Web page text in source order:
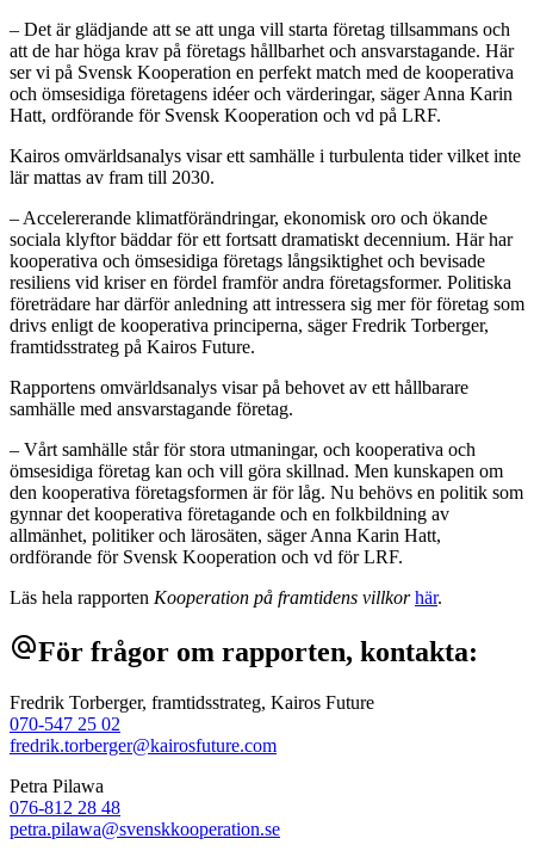
– Det är glädjande att se att unga vill starta företag tillsammans och
att de har höga krav på företags hållbarhet och ansvarstagande. Här
ser vi på Svensk Kooperation en perfekt match med de kooperativa
och ömsesidiga företagens idéer och värderingar, säger Anna Karin
Hatt, ordförande för Svensk Kooperation och vd på LRF.
Kairos omvärldsanalys visar ett samhälle i turbulenta tider vilket inte
lär mattas av fram till 2030.
– Accelererande klimatförändringar, ekonomisk oro och ökande
sociala klyftor bäddar för ett fortsatt dramatiskt decennium. Här har
kooperativa och ömsesidiga företags långsiktighet och bevisade
resiliens vid kriser en fördel framför andra företagsformer. Politiska
företrädare har därför anledning att intressera sig mer för företag som
drivs enligt de kooperativa principerna, säger Fredrik Torberger,
framtidsstrateg på Kairos Future.
Rapportens omvärldsanalys visar på behovet av ett hållbarare
samhälle med ansvarstagande företag.
– Vårt samhälle står för stora utmaningar, och kooperativa och
ömsesidiga företag kan och vill göra skillnad. Men kunskapen om
den kooperativa företagsformen är för låg. Nu behövs en politik som
gynnar det kooperativa företagande och en folkbildning av
allmänhet, politiker och lärosäten, säger Anna Karin Hatt,
ordförande för Svensk Kooperation och vd för LRF.
Läs hela rapporten Kooperation på framtidens villkor här.
alternate_emailFör frågor om rapporten, kontakta:
Fredrik Torberger, framtidsstrateg, Kairos Future
070-547 25 02
fredrik.torberger@kairosfuture.com
Petra Pilawa
076-812 28 48
petra.pilawa@svenskkooperation.se